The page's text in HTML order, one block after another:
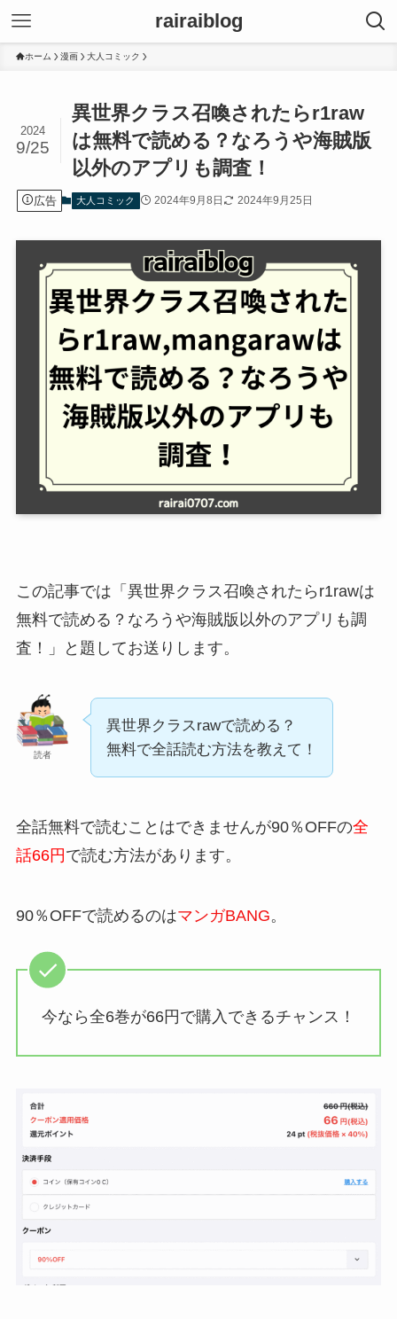
rairaiblog
ホーム 漫画 大人コミック
異世界クラス召喚されたらr1raw
は無料で読める？なろうや海賊版
以外のアプリも調査！
2024
9/25
広告 大人コミック 2024年9月8日 2024年9月25日
この記事では「異世界クラス召喚されたらr1rawは
無料で読める？なろうや海賊版以外のアプリも調
査！」と題してお送りします。
読者
異世界クラスrawで読める？
無料で全話読む方法を教えて！
全話無料で読むことはできませんが90％OFFの全
話66円で読む方法があります。
90％OFFで読めるのはマンガBANG。
今なら全6巻が66円で購入できるチャンス！